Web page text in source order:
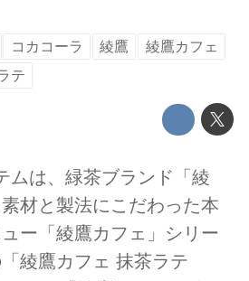
コカコーラ 綾鷹
綾鷹カフェ
テ
ムは、緑茶ブランド「綾
材と製法にこだわった本
ー「綾鷹カフェ」シリー
綾鷹カフェ 抹茶ラテ